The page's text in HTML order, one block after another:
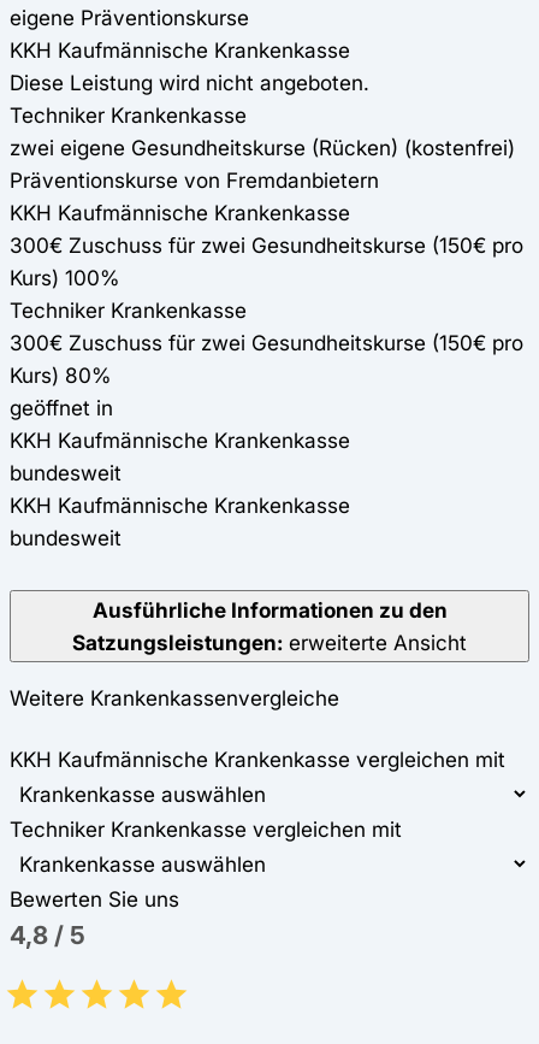
eigene Präventionskurse
KKH Kaufmännische Krankenkasse
Diese Leistung wird nicht angeboten.
Techniker Krankenkasse
zwei eigene Gesundheitskurse (Rücken) (kostenfrei)
Präventionskurse von Fremdanbietern
KKH Kaufmännische Krankenkasse
300€ Zuschuss für zwei Gesundheitskurse (150€ pro
Kurs) 100%
Techniker Krankenkasse
300€ Zuschuss für zwei Gesundheitskurse (150€ pro
Kurs) 80%
geöffnet in
KKH Kaufmännische Krankenkasse
bundesweit
KKH Kaufmännische Krankenkasse
bundesweit
Ausführliche Informationen zu den
Satzungsleistungen: erweiterte Ansicht
Weitere Krankenkassenvergleiche
KKH Kaufmännische Krankenkasse vergleichen mit
Techniker Krankenkasse vergleichen mit
Bewerten Sie uns
4,8 / 5